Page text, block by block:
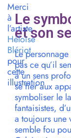
Le
et son
Le
pas ce qu’il
a un sens
se fier aux
symboliser le
fantaisistes,
a toujours une
semble fou
Merci
à
l’artiste
Héloïse
Blériot
pour
cette
illustration